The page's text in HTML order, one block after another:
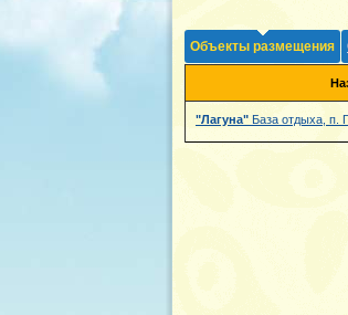
Объекты размещения
"Лагуна" База отдыха, п.